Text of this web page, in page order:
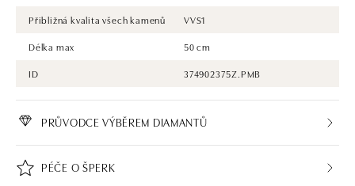
Přibližná kvalita všech kamenů
VVS1
Délka max
50 cm
ID
374902375Z.PMB
PRŮVODCE VÝBĚREM DIAMANTŮ
PÉČE O ŠPERK